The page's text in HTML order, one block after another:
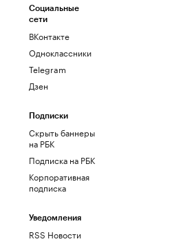
Социальные
сети
ВКонтакте
Одноклассники
Telegram
Дзен
Подписки
Скрыть баннеры
на РБК
Подписка на РБК
Корпоративная
подписка
Уведомления
RSS Новости